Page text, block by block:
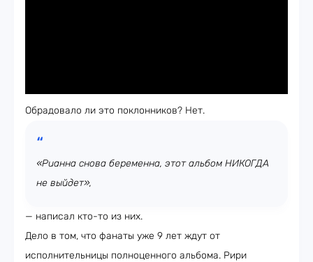
Обрадовало ли это поклонников? Нет.
«Рианна снова беременна, этот альбом НИКОГДА
не выйдет»,
— написал кто-то из них.
Дело в том, что фанаты уже 9 лет ждут от
исполнительницы полноценного альбома. Рири